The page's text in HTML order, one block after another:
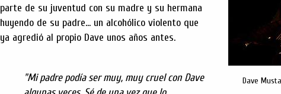
Dave
parte de su juventud con su madre y su hermana
huyendo de su padre... un alcohólico violento que
ya agredió al propio Dave unos años antes.
"Mi padre podía ser muy, muy cruel con Dave